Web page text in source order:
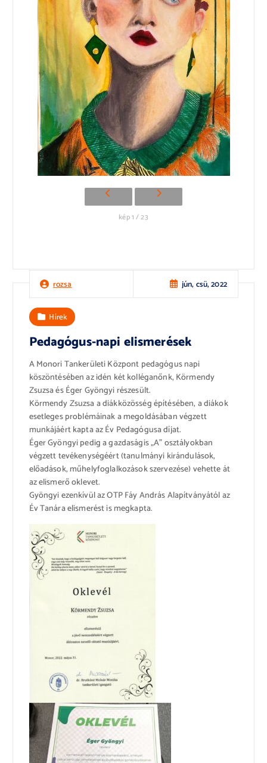
kép 1 / 23
rozsa jún, csü, 2022
Hírek
Pedagógus-napi elismerések
A Monori Tankerületi Központ pedagógus napi
köszöntésében az idén két kolléganőnk, Körmendy
Zsuzsa és Éger Gyöngyi részesült.
Körmendy Zsuzsa a diákközösség építésében, a diákok
esetleges problémáinak a megoldásában végzett
munkájáért kapta az Év Pedagógusa díjat.
Éger Gyöngyi pedig a gazdaságis „A” osztályokban
végzett tevékenységéért (tanulmányi kirándulások,
előadások, műhelyfoglalkozások szervezése) vehette át
az elismerő oklevet.
Gyöngyi ezenkívül az OTP Fáy András Alapítványától az
Év Tanára elismerést is megkapta.